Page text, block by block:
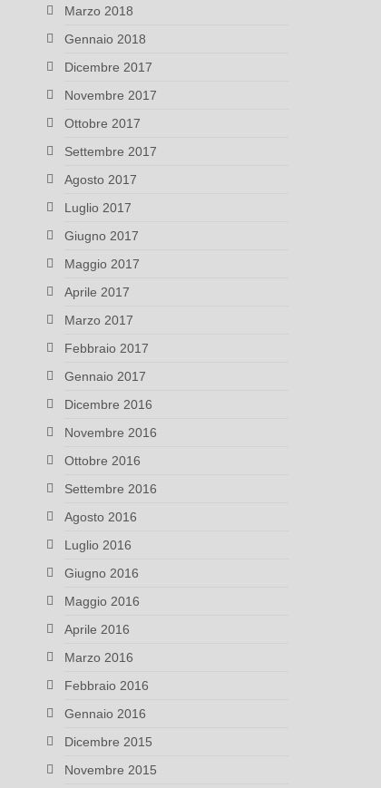
Marzo 2018
Gennaio 2018
Dicembre 2017
Novembre 2017
Ottobre 2017
Settembre 2017
Agosto 2017
Luglio 2017
Giugno 2017
Maggio 2017
Aprile 2017
Marzo 2017
Febbraio 2017
Gennaio 2017
Dicembre 2016
Novembre 2016
Ottobre 2016
Settembre 2016
Agosto 2016
Luglio 2016
Giugno 2016
Maggio 2016
Aprile 2016
Marzo 2016
Febbraio 2016
Gennaio 2016
Dicembre 2015
Novembre 2015